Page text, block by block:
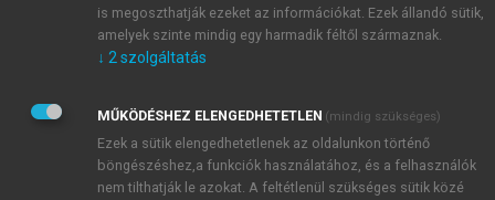
Kérek értesítést a MeRSZ újdonságairól, akcióiról.
Kérek értesítést az Akadémiai Kiadó Zrt. újdonságairól,
Adatkezelési tájékoztatóbanfoglaltakat tudomásul
veszem és elfogadom.
Általános vásárlási feltételeket, valamint a szotar.netés a
mersz.huoldalak licencszerződéseiben foglaltakat
is megoszthatják ezeket az információkat. Ezek állandó sütik,
amelyek szinte mindig egy harmadik féltől származnak.
↓ 2 szolgáltatás
MŰKÖDÉSHEZ ELENGEDHETETLEN (mindig szükséges)
Ezek a sütik elengedhetetlenek az oldalunkon történő
böngészéshez,a funkciók használatához, és a felhasználók
nem tilthatják le azokat. A feltétlenül szükséges sütik közé